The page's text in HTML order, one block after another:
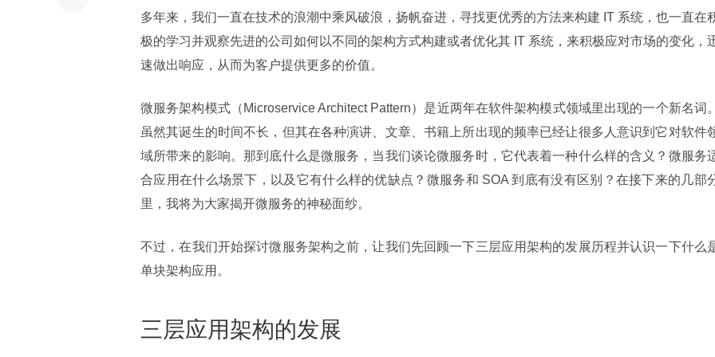
多年来，我们一直在技术的浪潮中乘风破浪，扬帆奋进，寻找更优秀的方法来构建 IT 系统，也一直在
极的学习并观察先进的公司如何以不同的架构方式构建或者优化其 IT 系统，来积极应对市场的变化，
速做出响应，从而为客户提供更多的价值。
微服务架构模式（Microservice Architect Pattern）是近两年在软件架构模式领域里出现的一个新名词。
虽然其诞生的时间不长，但其在各种演讲、文章、书籍上所出现的频率已经让很多人意识到它对软件
域所带来的影响。那到底什么是微服务，当我们谈论微服务时，它代表着一种什么样的含义？微服务
合应用在什么场景下，以及它有什么样的优缺点？微服务和 SOA 到底有没有区别？在接下来的几部
里，我将为大家揭开微服务的神秘面纱。
不过，在我们开始探讨微服务架构之前，让我们先回顾一下三层应用架构的发展历程并认识一下什么
单块架构应用。
三层应用架构的发展